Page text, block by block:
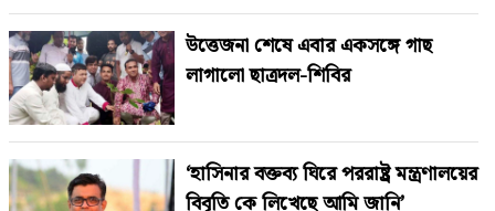
উত্তেজনা শেষে এবার একসঙ্গে গাছ
লাগালো ছাত্রদল-শিবির
‘হাসিনার বক্তব্য ঘিরে পররাষ্ট্র মন্ত্রণালয়ের
বিবৃতি কে লিখেছে আমি জানি’